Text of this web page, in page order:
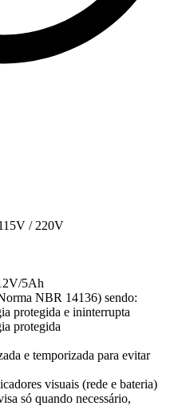
/ 220V
5Ah
NBR 14136) sendo:
protegida e ininterrupta
protegida
e temporizada para evitar
visuais (rede e bateria)
só quando necessário,